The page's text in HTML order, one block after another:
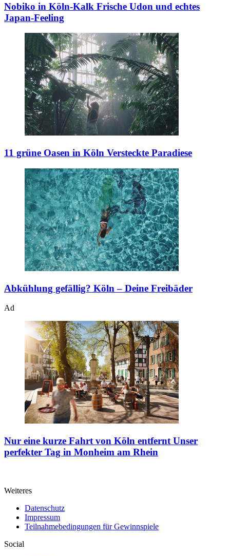
Nobiko in Köln-Kalk Frische Udon und echtes
Japan-Feeling
11 grüne Oasen in Köln Versteckte Paradiese
Abkühlung gefällig? Köln – Deine Freibäder
Ad
Nur eine kurze Fahrt von Köln entfernt Unser
perfekter Tag in Monheim am Rhein
Weiteres
Datenschutz
Impressum
Teilnahmebedingungen für Gewinnspiele
Social